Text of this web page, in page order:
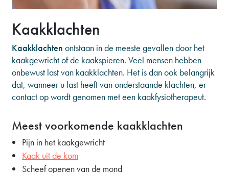
Kaakklachten
Kaakklachten ontstaan in de meeste gevallen door het
kaakgewricht of de kaakspieren. Veel mensen hebben
onbewust last van kaakklachten. Het is dan ook belangrijk
dat, wanneer u last heeft van onderstaande klachten, er
contact op wordt genomen met een kaakfysiotherapeut.
Meest voorkomende kaakklachten
Pijn in het kaakgewricht
Kaak uit de kom
Scheef openen van de mond